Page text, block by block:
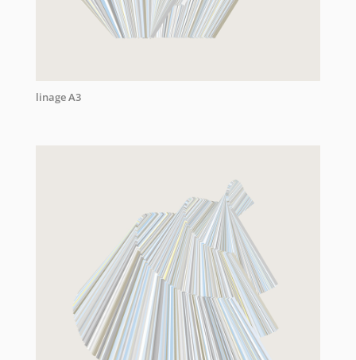
linage A3